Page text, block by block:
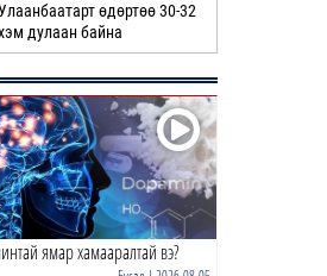
өдөртөө 30-32
дулаан байна
ЗУРХАЙ | Морь,
жилтнээ аливаа үйлийг
эерэг сайн
0 | 12 цагийн өмнө
МЭНД!
ямар хамааралтай вэ?